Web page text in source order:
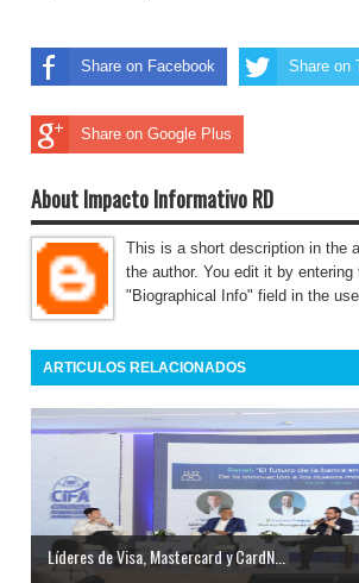
Share on Facebook Share on
Share on Google Plus
About Impacto Informativo RD
This is a short description in the
the author. You edit it by
"Biographical Info" field in the
ARTICULOS RELACIONADOS
Líderes de Visa, Mastercard y CardN...